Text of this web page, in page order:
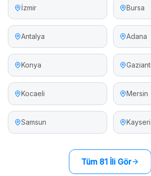
İzmir Bursa
Antalya Adana
Konya
Kocaeli Mersin
Samsun Kayseri
Tüm 81 İli Gör